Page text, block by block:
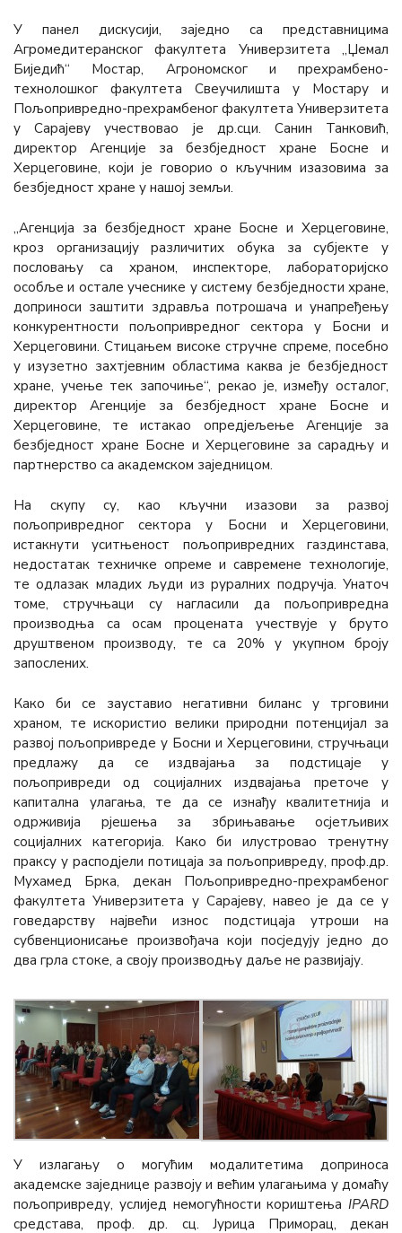
У панел дискусији, заједно са представницима
Агромедитеранског факултета Универзитета „Џемал
Биједић“ Мостар, Агрономског и прехрамбено-
технолошког факултета Свеучилишта у Мостару и
Пољопривредно-прехрамбеног факултета Универзитета
у Сарајеву учествовао је др.сци. Санин Танковић,
директор Агенције за безбједност хране Босне и
Херцеговине, који је говорио о кључним изазовима за
безбједност хране у нашој земљи.
„Агенција за безбједност хране Босне и Херцеговине,
кроз организацију различитих обука за субјекте у
пословању са храном, инспекторе, лабораторијско
особље и остале учеснике у систему безбједности хране,
доприноси заштити здравља потрошача и унапређењу
конкурентности пољопривредног сектора у Босни и
Херцеговини. Стицањем високе стручне спреме, посебно
у изузетно захтјевним областима каква је безбједност
хране, учење тек започиње“, рекао је, између осталог,
директор Агенције за безбједност хране Босне и
Херцеговине, те истакао опредјељење Агенције за
безбједност хране Босне и Херцеговине за сарадњу и
партнерство са академском заједницом.
На скупу су, као кључни изазови за развој
пољопривредног сектора у Босни и Херцеговини,
истакнути уситњеност пољопривредних газдинстава,
недостатак техничке опреме и савремене технологије,
те одлазак младих људи из руралних подручја. Унаточ
томе, стручњаци су нагласили да пољопривредна
производња са осам процената учествује у бруто
друштвеном производу, те са 20% у укупном броју
запослених.
Како би се зауставио негативни биланс у трговини
храном, те искористио велики природни потенцијал за
развој пољопривреде у Босни и Херцеговини, стручњаци
предлажу да се издвајања за подстицаје у
пољопривреди од социјалних издвајања преточе у
капитална улагања, те да се изнађу квалитетнија и
одрживија рјешења за збрињавање осјетљивих
социјалних категорија. Како би илустровао тренутну
праксу у расподјели потицаја за пољопривреду, проф.др.
Мухамед Брка, декан Пољопривредно-прехрамбеног
факултета Универзитета у Сарајеву, навео је да се у
говедарству највећи износ подстицаја утроши на
субвенционисање произвођача који посједују једно до
два грла стоке, а своју производњу даље не развијају.
У излагању о могућим модалитетима доприноса
академске заједнице развоју и већим улагањима у домаћу
пољопривреду, услијед немогућности кориштења IPARD
средстава, проф. др. сц. Јурица Приморац, декан